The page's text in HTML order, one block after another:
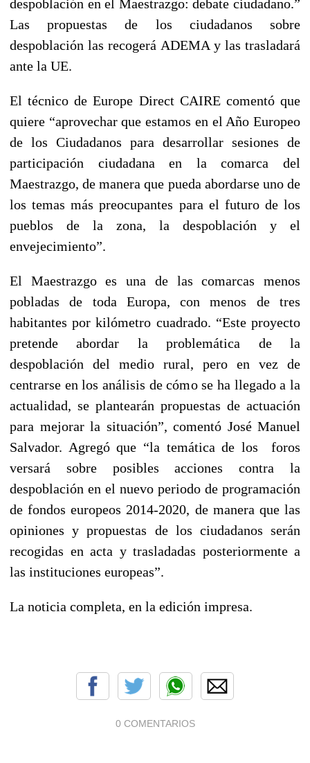
despoblación en el Maestrazgo: debate ciudadano.”
Las propuestas de los ciudadanos sobre
despoblación las recogerá ADEMA y las trasladará
ante la UE.
El técnico de Europe Direct CAIRE comentó que
quiere “aprovechar que estamos en el Año Europeo
de los Ciudadanos para desarrollar sesiones de
participación ciudadana en la comarca del
Maestrazgo, de manera que pueda abordarse uno de
los temas más preocupantes para el futuro de los
pueblos de la zona, la despoblación y el
envejecimiento”.
El Maestrazgo es una de las comarcas menos
pobladas de toda Europa, con menos de tres
habitantes por kilómetro cuadrado. “Este proyecto
pretende abordar la problemática de la
despoblación del medio rural, pero en vez de
centrarse en los análisis de cómo se ha llegado a la
actualidad, se plantearán propuestas de actuación
para mejorar la situación”, comentó José Manuel
Salvador. Agregó que “la temática de los foros
versará sobre posibles acciones contra la
despoblación en el nuevo periodo de programación
de fondos europeos 2014-2020, de manera que las
opiniones y propuestas de los ciudadanos serán
recogidas en acta y trasladadas posteriormente a
las instituciones europeas”.
La noticia completa, en la edición impresa.
0 COMENTARIOS